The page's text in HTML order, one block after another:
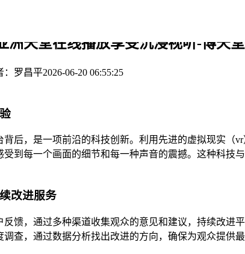
洲天堂在线播放享受沉浸视听-博天
罗昌平2026-06-20 06:55:25
背后，是一项前沿的科技创新。利用先进的虚拟现实（
受到每一个画面的细节和每一种声音的震撼。这种科技
改进服务
反馈，通过多种渠道收集观众的意见和建议，持续改进
查，通过数据分析找出改进的方向，确保为观众提供最